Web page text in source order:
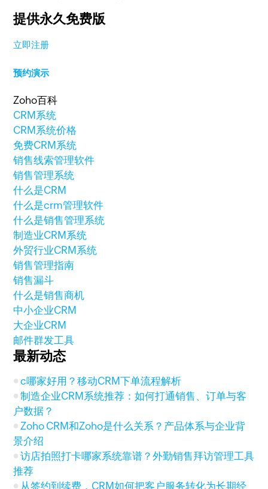
提供永久免费版
立即注册
预约演示
Zoho百科
CRM系统
CRM系统价格
免费CRM系统
销售线索管理软件
销售管理系统
什么是CRM
什么是crm管理软件
什么是销售管理系统
制造业CRM系统
外贸行业CRM系统
销售管理指南
销售漏斗
什么是销售商机
中小企业CRM
大企业CRM
邮件群发工具
最新动态
c哪家好用？移动CRM下单流程解析
制造企业CRM系统推荐：如何打通销售、订单与客
户数据？
Zoho CRM和Zoho是什么关系？产品体系与企业背
景介绍
访店拍照打卡哪家系统靠谱？外勤销售拜访管理工具
推荐
从签约到续费，CRM如何把客户服务转化为长期经